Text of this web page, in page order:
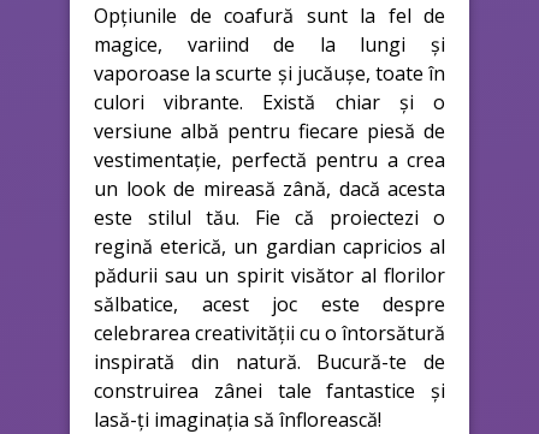
Opțiunile de coafură sunt la fel de
magice, variind de la lungi și
vaporoase la scurte și jucăușe, toate în
culori vibrante. Există chiar și o
versiune albă pentru fiecare piesă de
vestimentație, perfectă pentru a crea
un look de mireasă zână, dacă acesta
este stilul tău. Fie că proiectezi o
regină eterică, un gardian capricios al
pădurii sau un spirit visător al florilor
sălbatice, acest joc este despre
celebrarea creativității cu o întorsătură
inspirată din natură. Bucură-te de
construirea zânei tale fantastice și
lasă-ți imaginația să înflorească!